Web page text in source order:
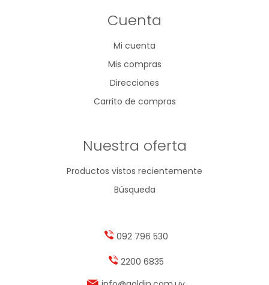
Cuenta
Mi cuenta
Mis compras
Direcciones
Carrito de compras
Nuestra oferta
Productos vistos recientemente
Búsqueda
092 796 530
2200 6835